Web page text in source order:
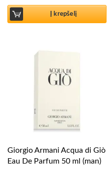
Į krepšelį
Giorgio Armani Acqua di Giò
Eau De Parfum 50 ml (man)